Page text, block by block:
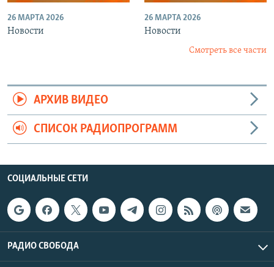
26 МАРТА 2026
Новости
26 МАРТА 2026
Новости
Смотреть все части
АРХИВ ВИДЕО
СПИСОК РАДИОПРОГРАММ
СОЦИАЛЬНЫЕ СЕТИ
РАДИО СВОБОДА